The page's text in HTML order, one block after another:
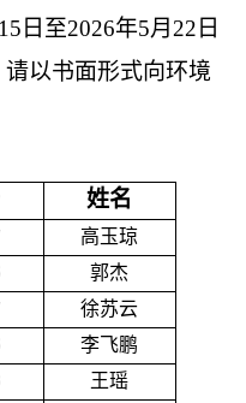
日至2026年5月22日
以书面形式向环境
姓名
高玉琼
郭杰
徐苏云
李飞鹏
王瑶